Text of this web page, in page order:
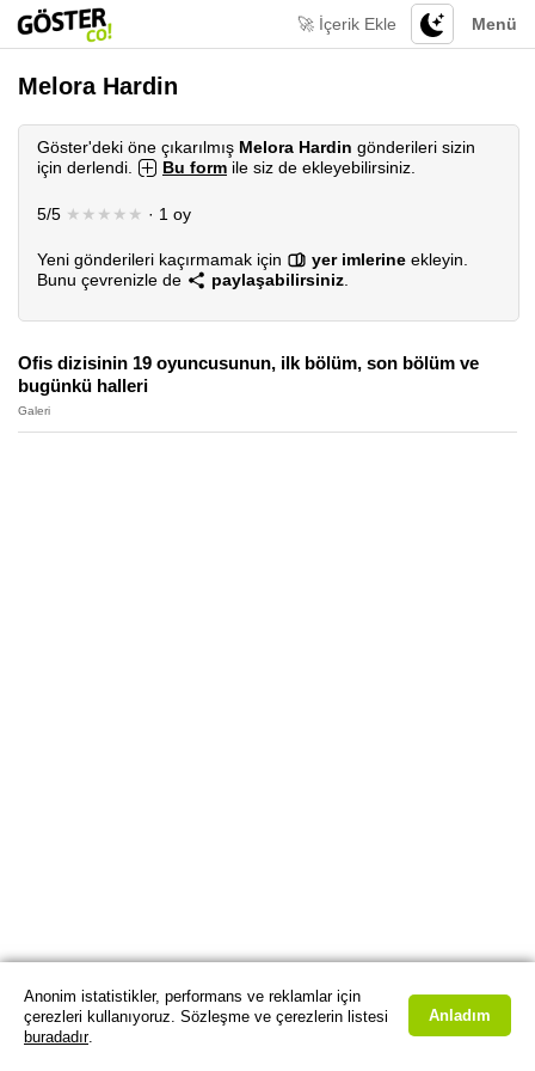
Menü
🚀 İçerik Ekle
Melora Hardin
Göster'deki öne çıkarılmış Melora Hardin gönderileri sizin
için derlendi.
Bu form ile siz de ekleyebilirsiniz.
5/5 ★★★★★ · 1 oy
Yeni gönderileri kaçırmamak için yer imlerine ekleyin.
Bunu çevrenizle de
paylaşabilirsiniz
Ofis dizisinin 19 oyuncusunun, ilk bölüm, son bölüm ve
bugünkü halleri
Galeri
Anonim istatistikler, performans ve reklamlar için
çerezleri kullanıyoruz. Sözleşme ve çerezlerin listesi
buradadır.
Anladım